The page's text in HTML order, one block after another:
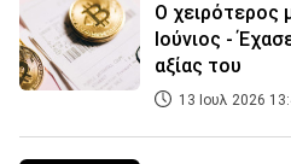
Ο χειρότερος
Ιούνιος -
αξίας του
13 Ιουλ 2026